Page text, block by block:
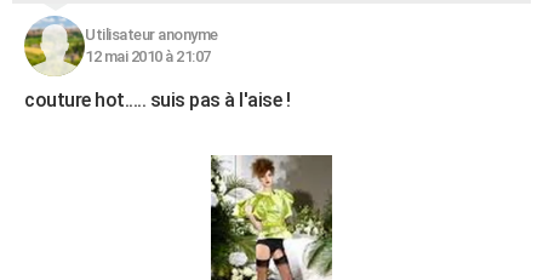
Utilisateur anonyme
12 mai 2010 à 21:07
couture hot..... suis pas à l'aise !